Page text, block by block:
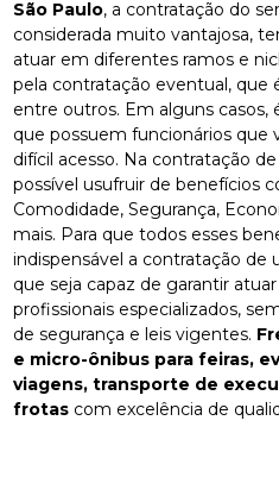
São Paulo, a contratação do
considerada muito vantajosa,
atuar em diferentes ramos e
pela contratação eventual, que
entre outros. Em alguns casos,
que possuem funcionários que
difícil acesso. Na contratação
possível usufruir de benefícios
Comodidade, Segurança,
mais. Para que todos esses
indispensável a contratação de
que seja capaz de garantir
profissionais especializados,
de segurança e leis vigentes.
e micro-ônibus para feiras,
viagens, transporte de
frotas com excelência de